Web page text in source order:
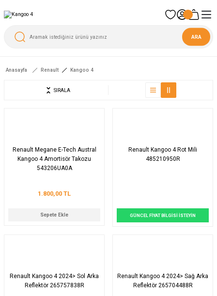
ARA
Anasayfa Renault Kangoo 4
SIRALA
Renault Megane E-Tech Austral
Kangoo 4 Amortisör Takozu
543206UA0A
1.800,00 TL
Sepete Ekle
Renault Kangoo 4 Rot Mili
485210950R
GÜNCEL FİYAT BİLGİSİ İSTEYİN
Renault Kangoo 4 2024> Sol Arka
Reflektör 265757838R
Renault Kangoo 4 2024> Sağ Arka
Reflektör 265704488R